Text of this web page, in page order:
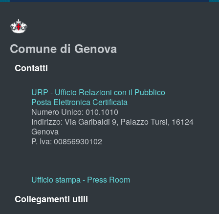
Comune di Genova
Contatti
URP - Ufficio Relazioni con il Pubblico
Posta Elettronica Certificata
Numero Unico: 010.1010
Indirizzo: Via Garibaldi 9, Palazzo Tursi, 16124
Genova
P. Iva: 00856930102
Ufficio stampa - Press Room
Collegamenti utili